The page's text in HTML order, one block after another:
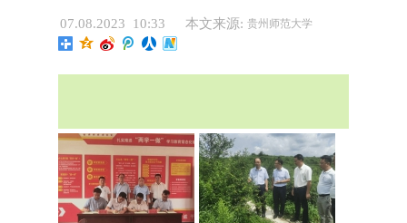
07.08.2023 10:33 本文来源: 贵州师范大学